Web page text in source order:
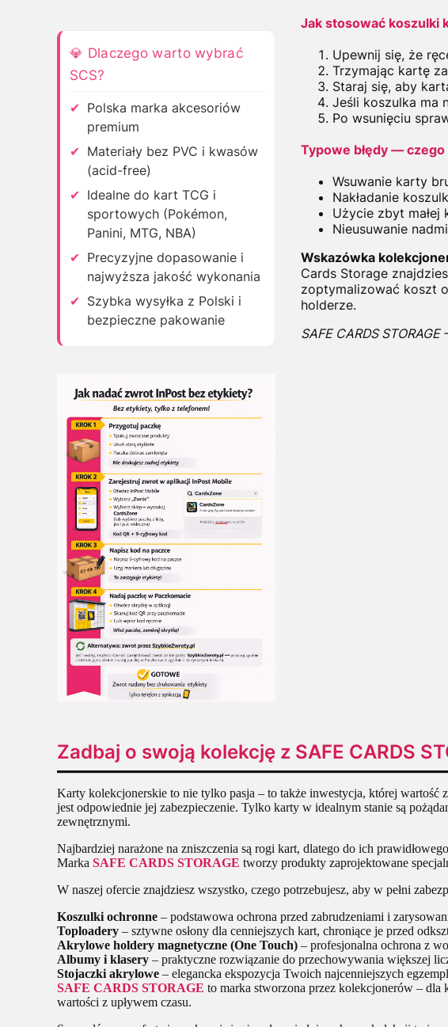
💎 Dlaczego warto wybrać
SCS?
Polska marka akcesoriów
premium
Materiały bez PVC i kwasów
(acid-free)
Idealne do kart TCG i
sportowych (Pokémon,
Panini, MTG, NBA)
Precyzyjne dopasowanie i
najwyższa jakość wykonania
Szybka wysyłka z Polski i
bezpieczne pakowanie
Jak stosować koszulki
Upewnij się, że
Trzymając kartę
Staraj się, aby
Jeśli koszulka ma
Po wsunięciu
Typowe błędy — czego
Wsuwanie karty
Nakładanie
Użycie zbyt
Nieusuwanie
Wskazówka
Cards Storage
zoptymalizować koszt
holderze.
SAFE CARDS
Zadbaj o swoją kolekcję z SAFE CARDS
Karty kolekcjonerskie to nie tylko pasja – to także inwestycja, której wartość
jest odpowiednie jej zabezpieczenie. Tylko karty w idealnym stanie są
zewnętrznymi.
Najbardziej narażone na zniszczenia są rogi kart, dlatego do ich
Marka SAFE CARDS STORAGE tworzy produkty zaprojektowane
W naszej ofercie znajdziesz wszystko, czego potrzebujesz, aby w pełni
Koszulki ochronne – podstawowa ochrona przed zabrudzeniami i
Toploadery – sztywne osłony dla cenniejszych kart, chroniące je przed
Akrylowe holdery magnetyczne (One Touch) – profesjonalna ochrona z
Albumy i klasery – praktyczne rozwiązanie do przechowywania większej
Stojaczki akrylowe – elegancka ekspozycja Twoich najcenniejszych
SAFE CARDS STORAGE to marka stworzona przez kolekcjonerów – dla
wartości z upływem czasu.